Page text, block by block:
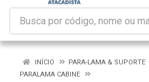
INÍCIO
PARA-LAMA & SUPORTE
PARALAMA CABINE